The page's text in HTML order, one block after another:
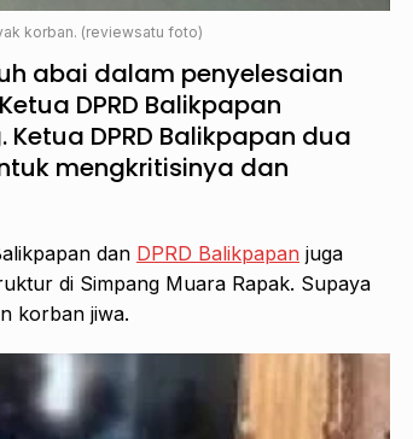
korban. (reviewsatu foto)
abai dalam penyelesaian
DPRD Balikpapan
DPRD Balikpapan dua
mengkritisinya dan
dan DPRD Balikpapan juga
di Simpang Muara Rapak. Supaya
korban jiwa.